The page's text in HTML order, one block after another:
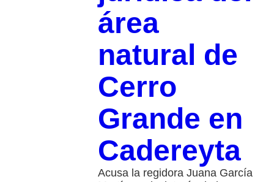
área
natural de
Cerro
Grande en
Cadereyta
Acusa la regidora Juana García